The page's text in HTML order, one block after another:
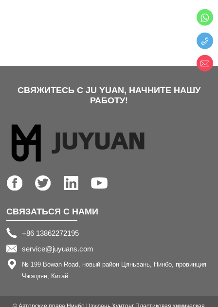
СВЯЖИТЕСЬ С JU YUAN, НАЧНИТЕ НАШУ
РАБОТУ!
СВЯЗАТЬСЯ С НАМИ
+86 13862272195
service@juyuans.com
№ 199 Bowan Road, новый район Цяньвань, Нинбо, провинция
Чжэцзян, Китай